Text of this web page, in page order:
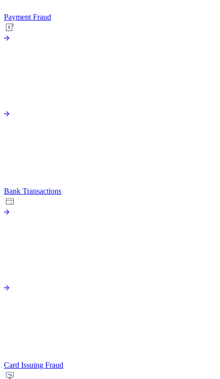
Payment Fraud
Bank Transactions
Card Issuing Fraud